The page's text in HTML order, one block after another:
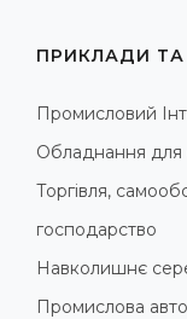
ПРИКЛАДИ ТА
Промисловий
Обладнання для
Торгівля,
господарство
Навколишнє
Промислова